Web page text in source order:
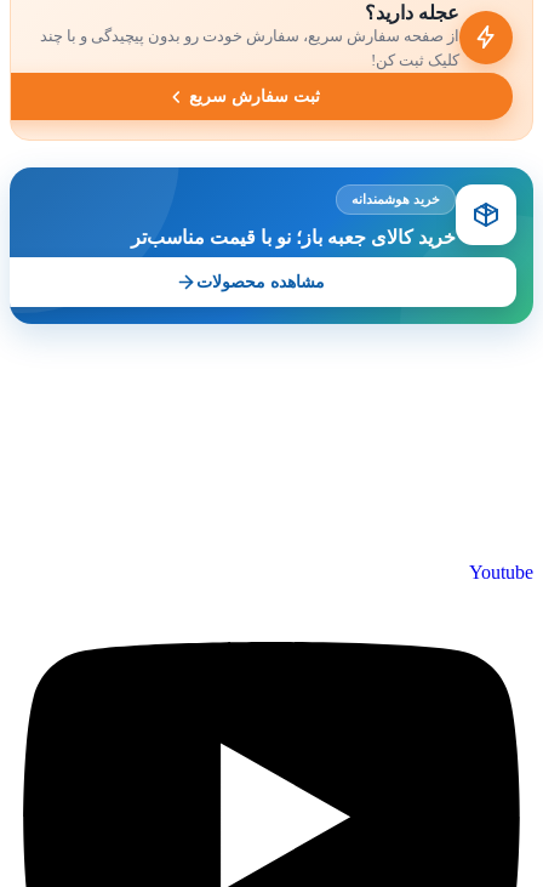
عجله دارید؟
از صفحه سفارش سریع، سفارش خودت رو بدون پیچیدگی و با چند
کلیک ثبت کن!
ثبت سفارش سریع
خرید هوشمندانه
خرید کالای جعبه باز؛ نو با قیمت مناسب‌تر
مشاهده محصولات